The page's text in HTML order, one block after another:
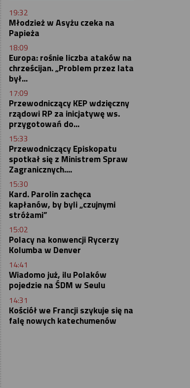
19:32
Młodzież w Asyżu czeka na
Papieża
18:09
Europa: rośnie liczba ataków na
chrześcijan. „Problem przez lata
był...
17:09
Przewodniczący KEP wdzięczny
rządowi RP za inicjatywę ws.
przygotowań do...
15:33
Przewodniczący Episkopatu
spotkał się z Ministrem Spraw
Zagranicznych....
15:30
Kard. Parolin zachęca
kapłanów, by byli „czujnymi
stróżami”
15:02
Polacy na konwencji Rycerzy
Kolumba w Denver
14:41
Wiadomo już, ilu Polaków
pojedzie na ŚDM w Seulu
14:31
Kościół we Francji szykuje się na
falę nowych katechumenów